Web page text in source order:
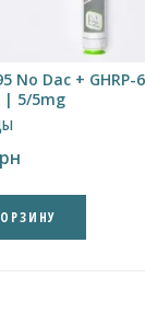
No Dac + GHRP-6
| 5/5mg